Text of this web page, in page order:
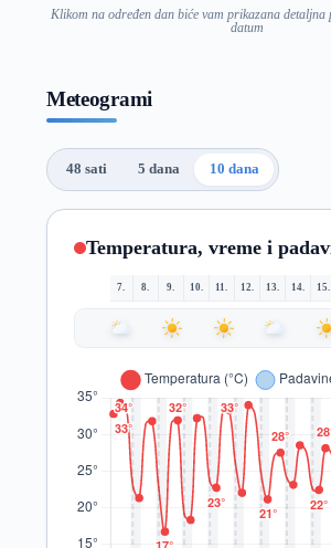
Klikom na određen dan biće vam prikazana
datum
Meteogrami
48 sati 5 dana 10 dana
Temperatura, vreme i
7. 8. 9. 10. 11. 12. 13. 14. 15.